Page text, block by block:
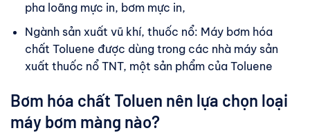
pha loãng mực in, bơm mực in,
Ngành sản xuất vũ khí, thuốc nổ: Máy bơm hóa
chất Toluene được dùng trong các nhà máy sản
xuất thuốc nổ TNT, một sản phẩm của Toluene
Bơm hóa chất Toluen nên lựa chọn loại
máy bơm màng nào?